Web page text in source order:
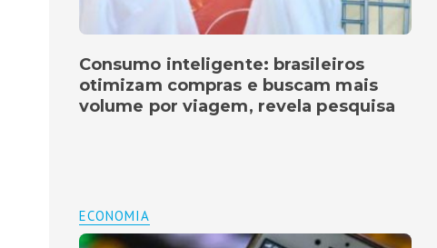
Consumo inteligente: brasileiros
otimizam compras e buscam mais
volume por viagem, revela pesquisa
ECONOMIA